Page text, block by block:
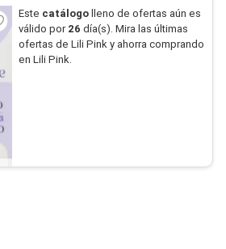
Este catálogolleno de ofertas aún es
válido por 26 día(s). Mira las últimas
ofertas de Lili Pink y ahorra comprando
en Lili Pink.